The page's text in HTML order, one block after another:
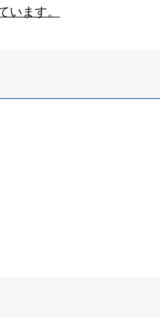
います。